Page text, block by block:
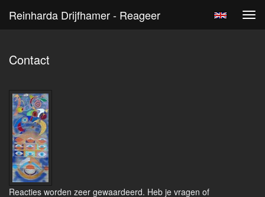
Reinharda Drijfhamer - Reageer
Contact
Reacties worden zeer gewaardeerd. Heb je vragen of